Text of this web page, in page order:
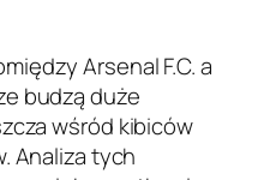
Arsenal F.C. a
budzą duże
wśród kibiców
Analiza tych